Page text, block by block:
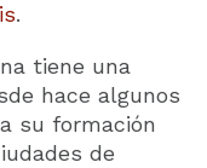
.
tiene una
hace algunos
su formación
de